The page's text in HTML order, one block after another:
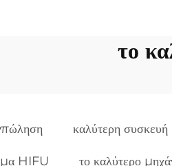
το
καλύτερη
HIFU το καλύτερο